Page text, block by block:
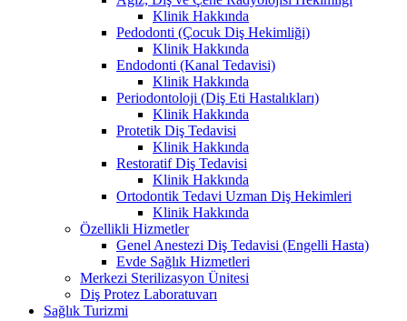
Klinik Hakkında
Pedodonti (Çocuk Diş Hekimliği)
Klinik Hakkında
Endodonti (Kanal Tedavisi)
Klinik Hakkında
Periodontoloji (Diş Eti Hastalıkları)
Klinik Hakkında
Protetik Diş Tedavisi
Klinik Hakkında
Restoratif Diş Tedavisi
Klinik Hakkında
Ortodontik Tedavi Uzman Diş Hekimleri
Klinik Hakkında
Özellikli Hizmetler
Genel Anestezi Diş Tedavisi (Engelli Hasta)
Evde Sağlık Hizmetleri
Merkezi Sterilizasyon Ünitesi
Diş Protez Laboratuvarı
Sağlık Turizmi